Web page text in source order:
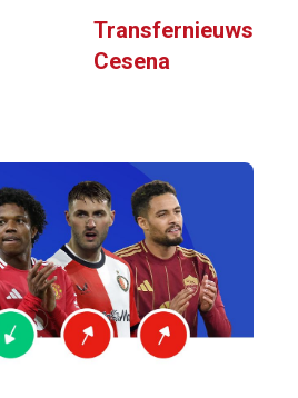
Transfernieuws
Cesena